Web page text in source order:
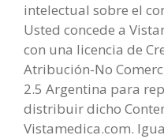
intelectual sobre el
Usted concede a
con una licencia de
Atribución-No
2.5 Argentina para
distribuir dicho
Vistamedica.com.